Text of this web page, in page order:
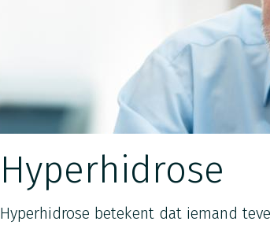
Hyperhidrose
Hyperhidrose betekent dat iemand